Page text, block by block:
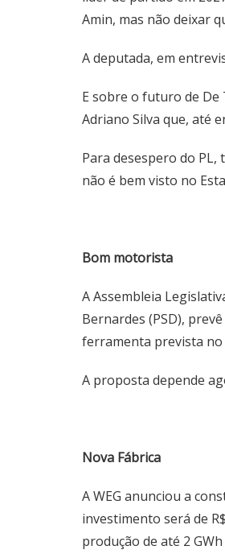
Amin, mas não deixar
A deputada, em
E sobre o futuro de De
Adriano Silva que, até
Para desespero do
não é bem visto no
Bom motorista
A Assembleia
Bernardes (PSD),
ferramenta prevista no
A proposta depende
Nova Fábrica
A WEG anunciou a
investimento será de
produção de até 2